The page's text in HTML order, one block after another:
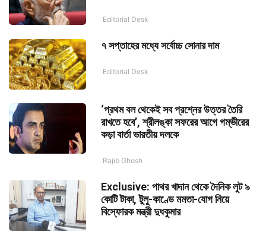
Editorial Desk
৭ সপ্তাহের মধ্যে সর্বোচ্চ সোনার দাম
Editorial Desk
‘প্রথম বল থেকেই সব প্রশ্নের উত্তর তৈরি
রাখতে হবে’, শ্রীলঙ্কা সফরের আগে গম্ভীরের
কড়া বার্তা ভারতীয় দলকে
Rajib Ghosh
Exclusive: পাথর খাদান থেকে দৈনিক লুট ৯
কোটি টাকা, টুলু-কাণ্ডে মমতা-যোগ নিয়ে
বিস্ফোরক মন্ত্রী দুধকুমার